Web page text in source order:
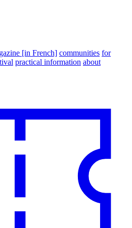
[in French] communities for
practical information about